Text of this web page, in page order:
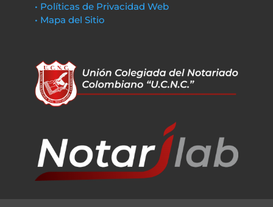
• Políticas de Privacidad Web
• Mapa del Sitio